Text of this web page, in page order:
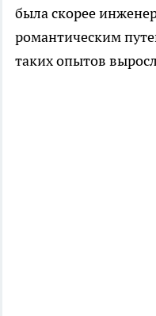
была скорее
романтическим
таких опытов